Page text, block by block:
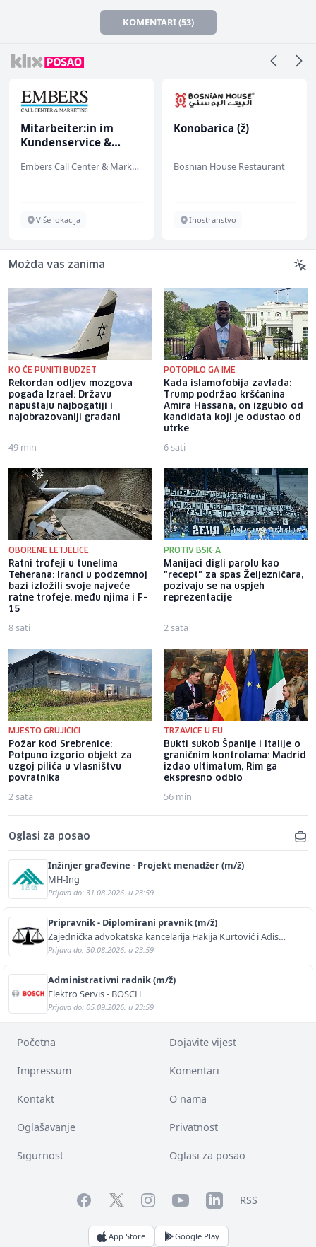
KOMENTARI (53)
Mitarbeiter:in im
Kundenservice &
Embers Call Center & Marketing
Više lokacija
Konobarica (ž)
Bosnian House Restaurant
Inostranstvo
Možda vas zanima
KO ĆE PUNITI BUDŽET
Rekordan odljev mozgova
pogađa Izrael: Državu
napuštaju najbogatiji i
najobrazovaniji građani
49 min
POTOPILO GA IME
Kada islamofobija zavlada:
Trump podržao kršćanina
Amira Hassana, on izgubio od
kandidata koji je odustao od
utrke
6 sati
OBORENE LETJELICE
Ratni trofeji u tunelima
Teherana: Iranci u podzemnoj
bazi izložili svoje najveće
ratne trofeje, među njima i F-
15
8 sati
PROTIV BSK-A
Manijaci digli parolu kao
"recept" za spas Željezničara,
pozivaju se na uspjeh
reprezentacije
2 sata
MJESTO GRUJIČIĆI
Požar kod Srebrenice:
Potpuno izgorio objekt za
uzgoj pilića u vlasništvu
povratnika
2 sata
TRZAVICE U EU
Bukti sukob Španije i Italije o
graničnim kontrolama: Madrid
izdao ultimatum, Rim ga
ekspresno odbio
56 min
Oglasi za posao
Inžinjer građevine - Projekt menadžer (m/ž)
MH-Ing
Prijava do: 31.08.2026. u 23:59
Pripravnik - Diplomirani pravnik (m/ž)
Zajednička advokatska kancelarija Hakija Kurtović i Adis
Kurtović
Prijava do: 30.08.2026. u 23:59
Administrativni radnik (m/ž)
Elektro Servis - BOSCH
Prijava do: 05.09.2026. u 23:59
Početna Dojavite vijest
Impressum Komentari
Kontakt O nama
Oglašavanje Privatnost
Sigurnost Oglasi za posao
FacebookTwitterInstagramYouTubeLinkedInRSS
App Store Google Play